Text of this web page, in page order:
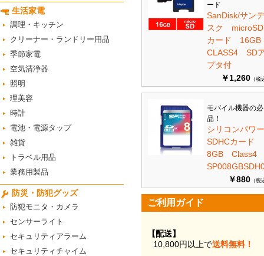
生活家電
調理・キッチン
クリーナー・ランドリー用品
季節家電
空気清浄器
照明
理美容
時計
電池・電源タップ
雑貨
トラベル用品
業務用製品
防災・防犯グッズ
防犯モニタ・カメラ
センサーライト
セキュリティアラーム
セキュリティチャイム
ード
SanDisk/サン
スク
カード
CLASS4 SD
プタ付
￥1,260 （税
モバイル機器の
品！
シリコンパ
SDHCカード
8GB
￥880 （税
ご利用ガイド
【配送】
10,800円以上で送料無料！